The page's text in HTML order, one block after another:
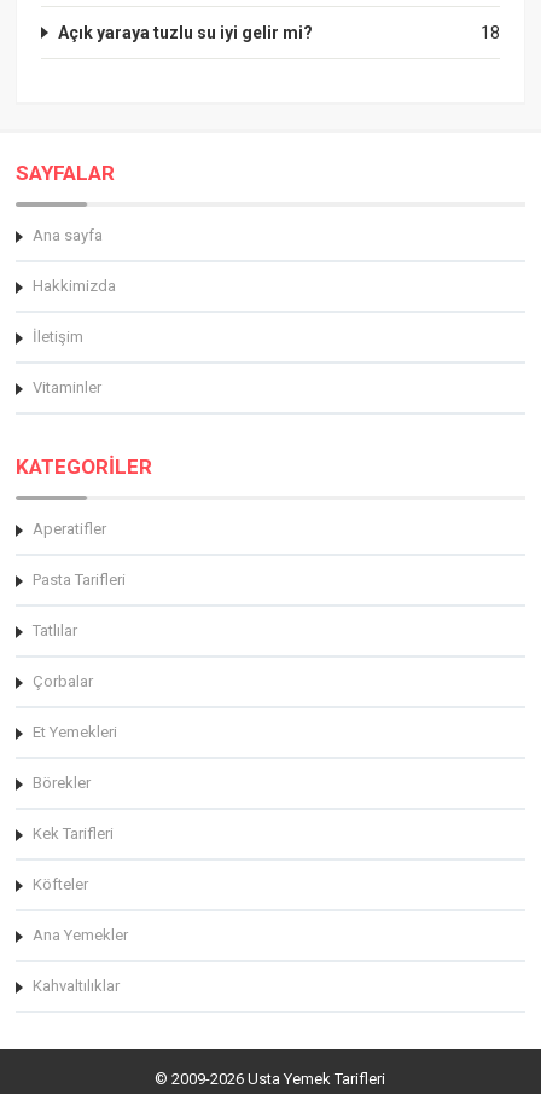
18
Açık yaraya tuzlu su iyi gelir mi?
SAYFALAR
Ana sayfa
Hakkimizda
İletişim
Vitaminler
KATEGORİLER
Aperatifler
Pasta Tarifleri
Tatlılar
Çorbalar
Et Yemekleri
Börekler
Kek Tarifleri
Köfteler
Ana Yemekler
Kahvaltılıklar
© 2009-2026 Usta Yemek Tarifleri